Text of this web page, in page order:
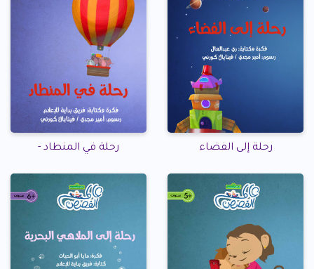
رحلة إلى الفضاء رحلة في المنطاد -